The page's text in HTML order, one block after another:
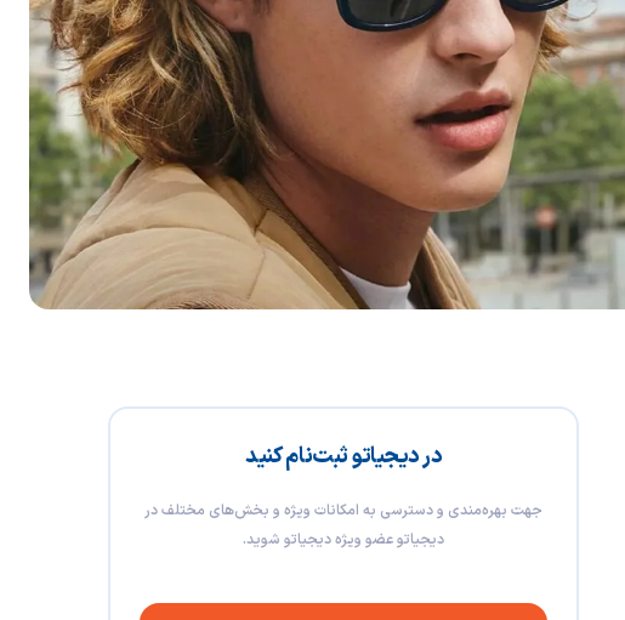
در دیجیاتو ثبت‌نام کنید
جهت بهره‌مندی و دسترسی به امکانات ویژه و بخش‌های مختلف در
دیجیاتو عضو ویژه دیجیاتو شوید.